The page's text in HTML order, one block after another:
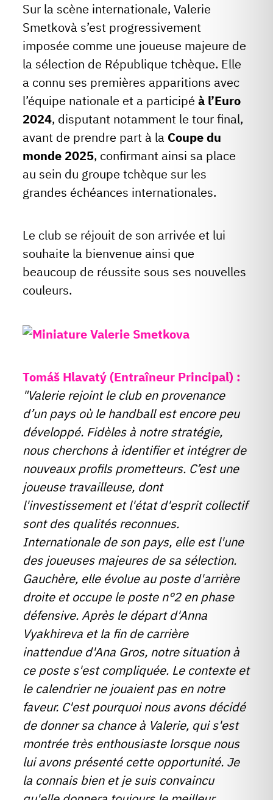
Sur la scène internationale, Valerie
Smetkovà s’est progressivement
imposée comme une joueuse majeure de
la sélection de République tchèque. Elle
a connu ses premières apparitions avec
l’équipe nationale et a participéà l’Euro
2024, disputant notamment le tour final,
avant de prendre part à la Coupe du
monde 2025, confirmant ainsi sa place
au sein du groupe tchèque sur les
grandes échéances internationales.
Le club se réjouit de son arrivée et lui
souhaite la bienvenue ainsi que
beaucoup de réussite sous ses nouvelles
couleurs.
Tomáš Hlavatý (Entraîneur Principal) :
"Valerie rejoint le club en provenance
d’un pays où le handball est encore peu
développé. Fidèles à notre stratégie,
nous cherchons à identifier et intégrer de
nouveaux profils prometteurs. C’est une
joueuse travailleuse, dont
l'investissement et l'état d'esprit collectif
sont des qualités reconnues.
Internationale de son pays, elle est l'une
des joueuses majeures de sa sélection.
Gauchère, elle évolue au poste d'arrière
droite et occupe le poste n°2 en phase
défensive. Après le départ d'Anna
Vyakhireva et la fin de carrière
inattendue d'Ana Gros, notre situation à
ce poste s'est compliquée. Le contexte et
le calendrier ne jouaient pas en notre
faveur. C'est pourquoi nous avons décidé
de donner sa chance à Valerie, qui s'est
montrée très enthousiaste lorsque nous
lui avons présenté cette opportunité. Je
la connais bien et je suis convaincu